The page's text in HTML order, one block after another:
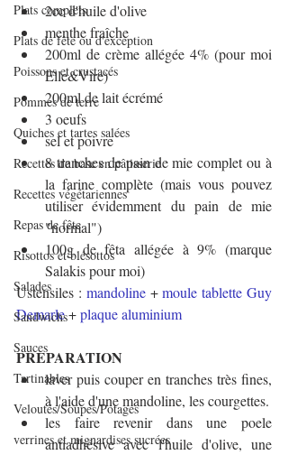
Plats complets
Plats de fête ou d'exception
Poissons et crustacés
Pommes de terre
Quiches et tartes salées
Recettes de base en pâtisserie
Recettes végétariennes
Repas de fête
Risottos et blésottos
Salades
Sandwichs
Sauces
Tartinables
Veloutés/Soupes/Potages
verrines et mignardises sucrées
2cc d'huile d'olive
menthe fraîche
200ml de crème allégée 4% (pour moi
Elle&Vire)
200ml de lait écrémé
3 oeufs
sel et poivre
8 tranches de pain de mie complet ou à
la farine complète (mais vous pouvez
utiliser évidemment du pain de mie
"normal")
100g de fêta allégée à 9% (marque
Salakis pour moi)
Ustensiles : mandoline + moule tablette Guy
Demarle + plaque aluminium
PREPARATION
laver puis couper en tranches très fines,
à l'aide d'une mandoline, les courgettes.
les faire revenir dans une poele
antiadhésive avec l'huile d'olive, une